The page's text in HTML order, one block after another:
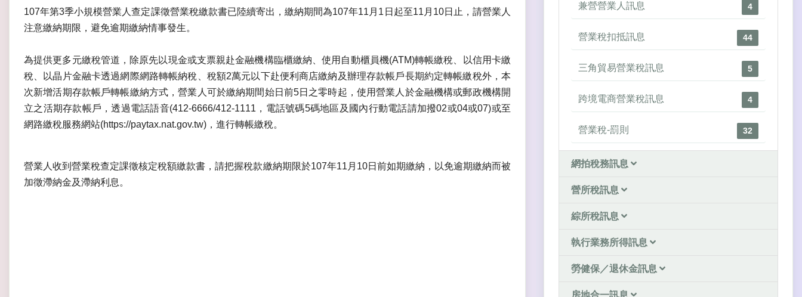
107年第3季小規模營業人查定課徵營業稅繳款書已陸續寄出，繳納期間為107年11月1日起至11月10日止，請營業人
注意繳納期限，避免逾期繳納情事發生。
為提供更多元繳稅管道，除原先以現金或支票親赴金融機構臨櫃繳納、使用自動櫃員機(ATM)轉帳繳稅、以信用卡繳
稅、以晶片金融卡透過網際網路轉帳納稅、稅額2萬元以下赴便利商店繳納及辦理存款帳戶長期約定轉帳繳稅外，本
次新增活期存款帳戶轉帳繳納方式，營業人可於繳納期間始日前5日之零時起，使用營業人於金融機構或郵政機構開
立之活期存款帳戶，透過電話語音(412-6666/412-1111，電話號碼5碼地區及國內行動電話請加撥02或04或07)或至
網路繳稅服務網站(https://paytax.nat.gov.tw)，進行轉帳繳稅。
營業人收到營業稅查定課徵核定稅額繳款書，請把握稅款繳納期限於107年11月10日前如期繳納，以免逾期繳納而被
加徵滯納金及滯納利息。
兼營營業人訊息 4
營業稅扣抵訊息 44
三角貿易營業稅訊息 5
跨境電商營業稅訊息 4
營業稅-罰則 32
網拍稅務訊息
營所稅訊息
綜所稅訊息
執行業務所得訊息
勞健保／退休金訊息
房地合一訊息